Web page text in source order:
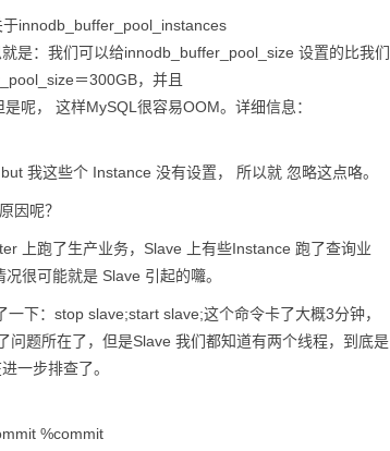
innodb_buffer_pool_instances
是：我们可以给innodb_buffer_pool_size 设置的比我们
＝300GB，并且
呢， 这样MySQL很容易OOM。详细信息：
我这些个 Instance 没有设置， 所以就 忽略这点咯。
因呢？
上跑了生产业务，Slave 上有些Instance 跑了查询业
很可能就是 Slave 引起的囖。
下：stop slave;start slave;这个命令卡了大概3分钟，
题所在了，但是Slave 我们都知道有两个线程，到底是
一步排查了。
%commit